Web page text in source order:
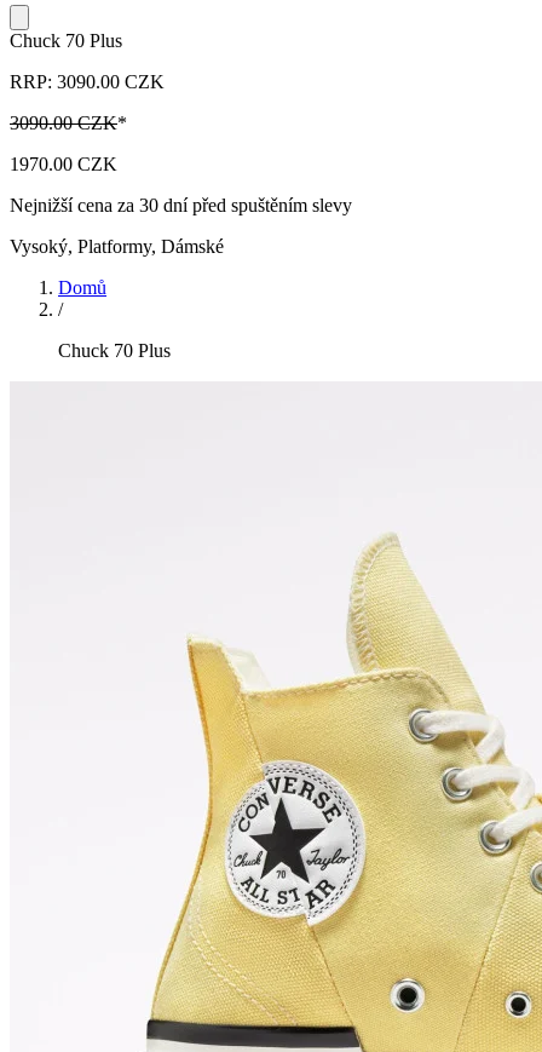
Chuck 70 Plus
RRP: 3090.00 CZK
3090.00 CZK*
1970.00 CZK
Nejnižší cena za 30 dní před spuštěním slevy
Vysoký, Platformy, Dámské
Domů
/
Chuck 70 Plus